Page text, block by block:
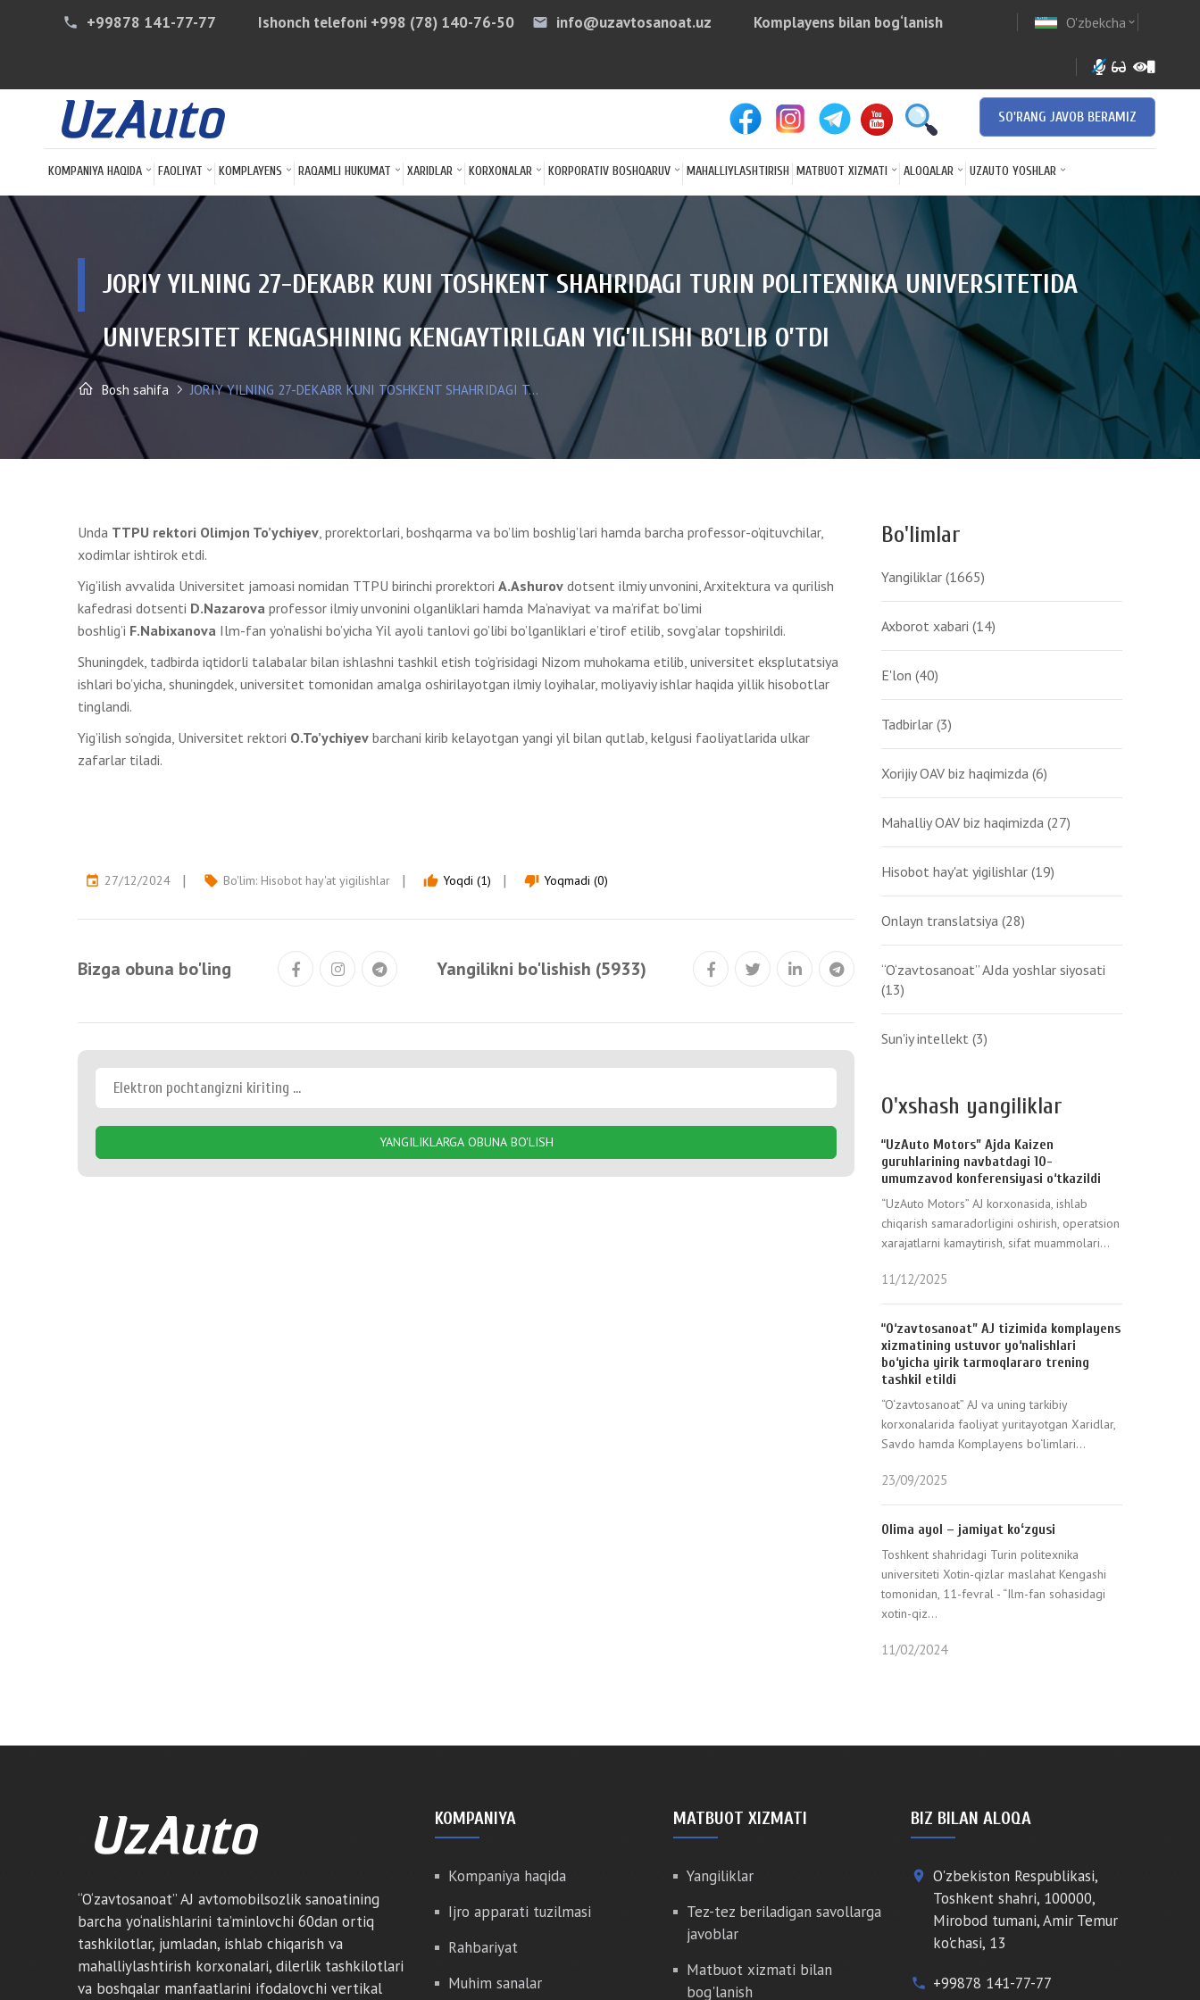
phone +99878 141-77-77 Ishonch telefoni +998 (78) 140-76-50 email info@uzavtosanoat.uz arrow
Komplayens bilan bog‘lanish O'zbekcha expand_more
SO'RANG JAVOB BERAMIZ
KOMPANIYA HAQIDA FAOLIYAT KOMPLAYENS RAQAMLI HUKUMAT XARIDLAR KORXONALAR KORPORATIV BOSHQARUV MAHALLIYLASHTIRISH MATBUOT XIZMATI ALOQALAR UZAUTO YOSHLAR
JORIY YILNING 27-DEKABR KUNI TOSHKENT SHAHRIDAGI TURIN POLITEXNIKA UNIVERSITETIDA
UNIVERSITET KENGASHINING KENGAYTIRILGAN YIG’ILISHI BO’LIB O’TDI
Bosh sahifa JORIY YILNING 27-DEKABR KUNI TOSHKENT SHAHRIDAGI T...
Unda TTPU rektori Olimjon To’ychiyev, prorektorlari, boshqarma va bo’lim boshlig’lari hamda barcha professor-o’qituvchilar,
xodimlar ishtirok etdi.
Yig’ilish avvalida Universitet jamoasi nomidan TTPU birinchi prorektori A.Ashurov dotsent ilmiy unvonini, Arxitektura va qurilish
kafedrasi dotsenti D.Nazarova professor ilmiy unvonini olganliklari hamda Ma’naviyat va ma’rifat bo’limi
boshlig’i F.Nabixanova Ilm-fan yo’nalishi bo’yicha Yil ayoli tanlovi go’libi bo’lganliklari e’tirof etilib, sovg’alar topshirildi.
Shuningdek, tadbirda iqtidorli talabalar bilan ishlashni tashkil etish to’g’risidagi Nizom muhokama etilib, universitet eksplutatsiya
ishlari bo’yicha, shuningdek, universitet tomonidan amalga oshirilayotgan ilmiy loyihalar, moliyaviy ishlar haqida yillik hisobotlar
tinglandi.
Yig’ilish so’ngida, Universitet rektori O.To’ychiyev barchani kirib kelayotgan yangi yil bilan qutlab, kelgusi faoliyatlarida ulkar
zafarlar tiladi.
event 27/12/2024 local_offer Bo'lim: Hisobot hay'at yigilishlar thumb_up Yoqdi (1) thumb_down Yoqmadi (0)
Bizga obuna bo'ling Yangilikni bo'lishish (5933)
YANGILIKLARGA OBUNA BO'LISH
Bo'limlar
Yangiliklar (1665)
Axborot xabari (14)
E'lon (40)
Tadbirlar (3)
Xorijiy OAV biz haqimizda (6)
Mahalliy OAV biz haqimizda (27)
Hisobot hay'at yigilishlar (19)
Onlayn translatsiya (28)
“O‘zavtosanoat” AJda yoshlar siyosati
(13)
Sun'iy intellekt (3)
O'xshash yangiliklar
“UzAuto Motors” Ajda Kaizen
guruhlarining navbatdagi 10-
umumzavod konferensiyasi o‘tkazildi
“UzAuto Motors” AJ korxonasida, ishlab
chiqarish samaradorligini oshirish, operatsion
xarajatlarni kamaytirish, sifat muammolari...
11/12/2025
“O‘zavtosanoat” AJ tizimida komplayens
xizmatining ustuvor yo‘nalishlari
bo‘yicha yirik tarmoqlararo trening
tashkil etildi
“O‘zavtosanoat” AJ va uning tarkibiy
korxonalarida faoliyat yuritayotgan Xaridlar,
Savdo hamda Komplayens bo‘limlari...
23/09/2025
Olima ayol – jamiyat koʻzgusi
Toshkent shahridagi Turin politexnika
universiteti Xotin-qizlar maslahat Kengashi
tomonidan, 11-fevral - “Ilm-fan sohasidagi
xotin-qiz...
11/02/2024
“O‘zavtosanoat” AJ avtomobilsozlik sanoatining
barcha yo‘nalishlarini ta’minlovchi 60dan ortiq
tashkilotlar, jumladan, ishlab chiqarish va
mahalliylashtirish korxonalari, dilerlik tashkilotlari
va boshqalar manfaatlarini ifodalovchi vertikal
KOMPANIYA
Kompaniya haqida
Ijro apparati tuzilmasi
Rahbariyat
Muhim sanalar
MATBUOT XIZMATI
Yangiliklar
Tez-tez beriladigan savollarga
javoblar
Matbuot xizmati bilan
bog'lanish
BIZ BILAN ALOQA
place O'zbekiston Respublikasi,
Toshkent shahri, 100000,
Mirobod tumani, Amir Temur
ko'chasi, 13
phone +99878 141-77-77